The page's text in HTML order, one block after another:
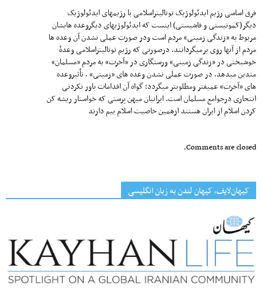
فرق اساسی رژیم ایدئولوژیک توتالیتراسلامی با رژیمهای ایدئولوژیک
دیگر(کمونیستی و فاشیستی) اینست که ایدئولوژیهای دیگروعده هایشان
مربوط به «زندگی زمینی» مردم است ودر صورت عملی نشدن آن وعده ها
مردم از آنها روی برمیگردانند. درصورتی که رژیم توتالیتراسلامی وعدهٔ
خوشبختی در «زندگی زمینی» ورستگاری در «آخرت» به مردم «مسلمان»
متدین میدهد. در صورت عملی نشدن وعده های «زمینی» ، تأثیروعده
های «آخرت» عمیقتر ومطلوبتر میگردد؛ گواه آن اقدامات باور نکردنی
انتحاری درجوامع مسلمان است. ایرانیان میهن پرستی که خواستار ریشه کن
کردن اسلام از ایران هستند ازهمین خاصیت اسلام بیم دارند
Comments are closed.
کیهان‌لایف، کیهان لندن به زبان انگلیسی